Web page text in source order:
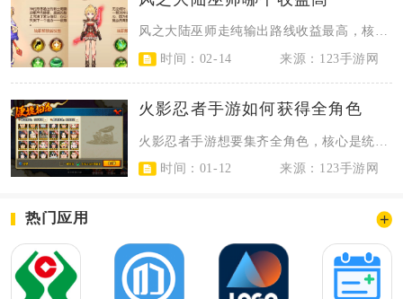
风之大陆巫师走纯输出路线收益最高，核心是放弃治疗能力、专注远程AOE伤害打造...
时间：02-14
来源：123手游网
火影忍者手游如何获得全角色
时间：01-12
来源：123手游网
热门应用